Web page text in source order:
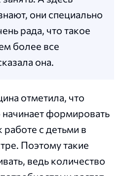
они специально
рада, что такое
более все
она.
отметила, что
начинает формировать
с детьми в
Поэтому такие
ведь количество